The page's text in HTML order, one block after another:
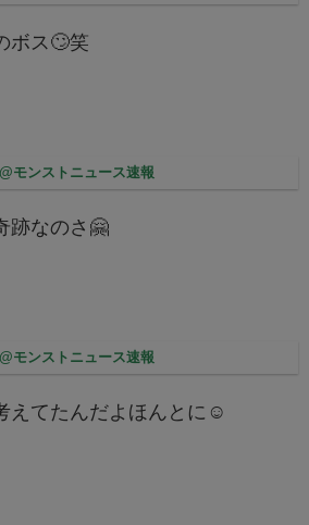
ボス🙄笑
モンストニュース速報
跡なのさ🤗
モンストニュース速報
えてたんだよほんとに☺️